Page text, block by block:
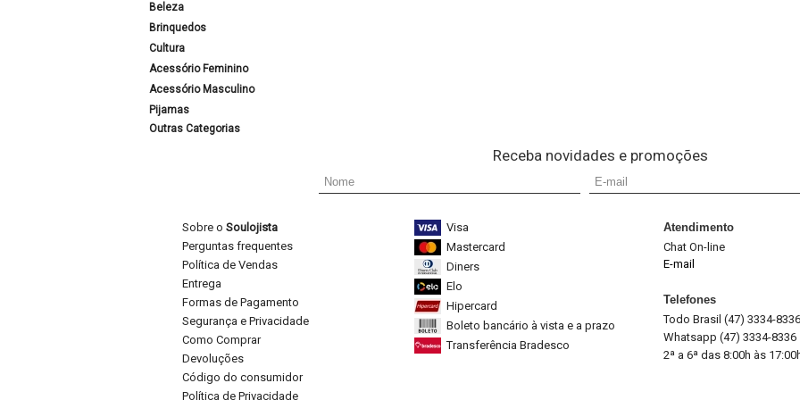
Beleza
Brinquedos
Cultura
Acessório Feminino
Acessório Masculino
Pijamas
Outras Categorias
Receba novidades e promoções
Sobre o Soulojista
Perguntas frequentes
Política de Vendas
Entrega
Formas de Pagamento
Segurança e Privacidade
Como Comprar
Devoluções
Código do consumidor
Política de Privacidade
Visa
Mastercard
Diners
Elo
Hipercard
Boleto bancário à vista e a prazo
Transferência Bradesco
Atendimento
Chat On-line
E-mail
Telefones
Todo Brasil (47) 3334-8336
Whatsapp (47) 3334-8336
2ª a 6ª das 8:00h às